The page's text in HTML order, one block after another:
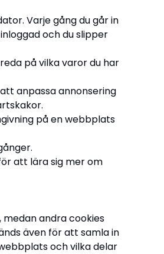
Varje gång du går in
och du slipper
på vilka varor du har
anpassa annonsering
på en webbplats
att lära sig mer om
medan andra cookies
även för att samla in
och vilka delar